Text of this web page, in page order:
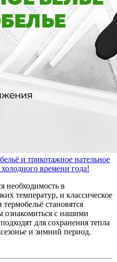
и трикотажное нательное
времени года!
необходимость в
температур, и классическое
становятся
с нашими
для сохранения тепла
и зимний период.